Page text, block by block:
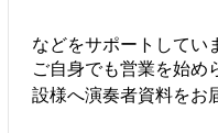
などをサポートしてい
ご自身でも営業を始め
設様へ演奏者資料をお